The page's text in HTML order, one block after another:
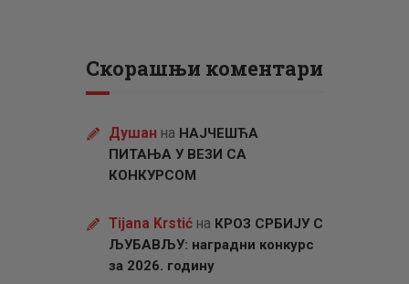
Скорашњи коментари
Душан на НАЈЧЕШЋА
ПИТАЊА У ВЕЗИ СА
КОНКУРСОМ
Tijana Krstićна КРОЗ СРБИЈУ С
ЉУБАВЉУ: наградни конкурс
за 2026. годину